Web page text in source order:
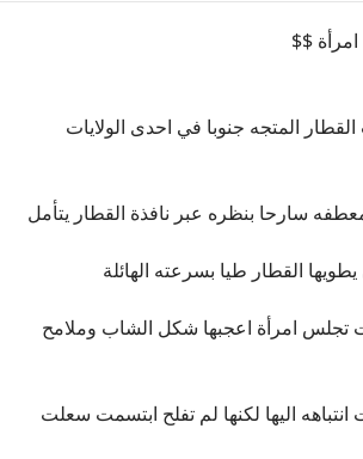
امرأة ‌‌‌‌‌‌‌‌‌‌‌‌$$
المتجه جنوبا في احدى الولايات
سارحا بنظره عبر نافذة القطار يتأمل
يطويها القطار طيا بسرعته الهائلة
تجلس امرأة اعجبها شكل الشاب وملامح
اليها لكنها لم تفلح ابتسمت سعلت